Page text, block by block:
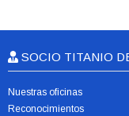
SOCIO TITANIO
Nuestras oficinas
Reconocimientos